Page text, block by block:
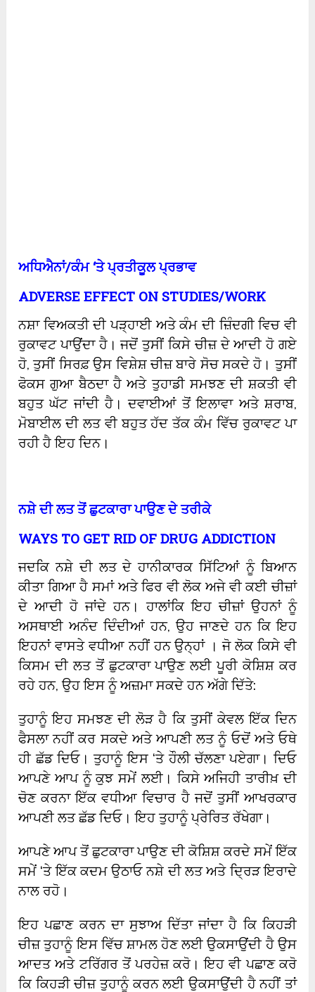
ਅਧਿਐਨਾਂ/ਕੰਮ ‘ਤੇ ਪ੍ਰਤੀਕੂਲ ਪ੍ਰਭਾਵ
ADVERSE EFFECT ON STUDIES/WORK
ਨਸ਼ਾ ਵਿਅਕਤੀ ਦੀ ਪੜ੍ਹਾਈ ਅਤੇ ਕੰਮ ਦੀ ਜ਼ਿੰਦਗੀ ਵਿਚ ਵੀ
ਰੁਕਾਵਟ ਪਾਉਂਦਾ ਹੈ। ਜਦੋਂ ਤੁਸੀਂ ਕਿਸੇ ਚੀਜ਼ ਦੇ ਆਦੀ ਹੋ ਗਏ
ਹੋ, ਤੁਸੀਂ ਸਿਰਫ਼ ਉਸ ਵਿਸ਼ੇਸ਼ ਚੀਜ਼ ਬਾਰੇ ਸੋਚ ਸਕਦੇ ਹੋ। ਤੁਸੀਂ
ਫੋਕਸ ਗੁਆ ਬੈਠਦਾ ਹੈ ਅਤੇ ਤੁਹਾਡੀ ਸਮਝਣ ਦੀ ਸ਼ਕਤੀ ਵੀ
ਬਹੁਤ ਘੱਟ ਜਾਂਦੀ ਹੈ। ਦਵਾਈਆਂ ਤੋਂ ਇਲਾਵਾ ਅਤੇ ਸ਼ਰਾਬ,
ਮੋਬਾਈਲ ਦੀ ਲਤ ਵੀ ਬਹੁਤ ਹੱਦ ਤੱਕ ਕੰਮ ਵਿੱਚ ਰੁਕਾਵਟ ਪਾ
ਰਹੀ ਹੈ ਇਹ ਦਿਨ।
ਨਸ਼ੇ ਦੀ ਲਤ ਤੋਂ ਛੁਟਕਾਰਾ ਪਾਉਣ ਦੇ ਤਰੀਕੇ
WAYS TO GET RID OF DRUG ADDICTION
ਜਦਕਿ ਨਸ਼ੇ ਦੀ ਲਤ ਦੇ ਹਾਨੀਕਾਰਕ ਸਿੱਟਿਆਂ ਨੂੰ ਬਿਆਨ
ਕੀਤਾ ਗਿਆ ਹੈ ਸਮਾਂ ਅਤੇ ਫਿਰ ਵੀ ਲੋਕ ਅਜੇ ਵੀ ਕਈ ਚੀਜ਼ਾਂ
ਦੇ ਆਦੀ ਹੋ ਜਾਂਦੇ ਹਨ। ਹਾਲਾਂਕਿ ਇਹ ਚੀਜ਼ਾਂ ਉਹਨਾਂ ਨੂੰ
ਅਸਥਾਈ ਅਨੰਦ ਦਿੰਦੀਆਂ ਹਨ, ਉਹ ਜਾਣਦੇ ਹਨ ਕਿ ਇਹ
ਇਹਨਾਂ ਵਾਸਤੇ ਵਧੀਆ ਨਹੀਂ ਹਨ ਉਨ੍ਹਾਂ । ਜੋ ਲੋਕ ਕਿਸੇ ਵੀ
ਕਿਸਮ ਦੀ ਲਤ ਤੋਂ ਛੁਟਕਾਰਾ ਪਾਉਣ ਲਈ ਪੂਰੀ ਕੋਸ਼ਿਸ਼ ਕਰ
ਰਹੇ ਹਨ, ਉਹ ਇਸ ਨੂੰ ਅਜ਼ਮਾ ਸਕਦੇ ਹਨ ਅੱਗੇ ਦਿੱਤੇ:
ਤੁਹਾਨੂੰ ਇਹ ਸਮਝਣ ਦੀ ਲੋੜ ਹੈ ਕਿ ਤੁਸੀਂ ਕੇਵਲ ਇੱਕ ਦਿਨ
ਫੈਸਲਾ ਨਹੀਂ ਕਰ ਸਕਦੇ ਅਤੇ ਆਪਣੀ ਲਤ ਨੂੰ ਓਦੋਂ ਅਤੇ ਓਥੇ
ਹੀ ਛੱਡ ਦਿਓ। ਤੁਹਾਨੂੰ ਇਸ ‘ਤੇ ਹੌਲੀ ਚੱਲਣਾ ਪਏਗਾ। ਦਿਓ
ਆਪਣੇ ਆਪ ਨੂੰ ਕੁਝ ਸਮੇਂ ਲਈ। ਕਿਸੇ ਅਜਿਹੀ ਤਾਰੀਖ਼ ਦੀ
ਚੋਣ ਕਰਨਾ ਇੱਕ ਵਧੀਆ ਵਿਚਾਰ ਹੈ ਜਦੋਂ ਤੁਸੀਂ ਆਖਰਕਾਰ
ਆਪਣੀ ਲਤ ਛੱਡ ਦਿਓ। ਇਹ ਤੁਹਾਨੂੰ ਪ੍ਰੇਰਿਤ ਰੱਖੇਗਾ।
ਆਪਣੇ ਆਪ ਤੋਂ ਛੁਟਕਾਰਾ ਪਾਉਣ ਦੀ ਕੋਸ਼ਿਸ਼ ਕਰਦੇ ਸਮੇਂ ਇੱਕ
ਸਮੇਂ ‘ਤੇ ਇੱਕ ਕਦਮ ਉਠਾਓ ਨਸ਼ੇ ਦੀ ਲਤ ਅਤੇ ਦ੍ਰਿੜ ਇਰਾਦੇ
ਨਾਲ ਰਹੋ।
ਇਹ ਪਛਾਣ ਕਰਨ ਦਾ ਸੁਝਾਅ ਦਿੱਤਾ ਜਾਂਦਾ ਹੈ ਕਿ ਕਿਹੜੀ
ਚੀਜ਼ ਤੁਹਾਨੂੰ ਇਸ ਵਿੱਚ ਸ਼ਾਮਲ ਹੋਣ ਲਈ ਉਕਸਾਉਂਦੀ ਹੈ ਉਸ
ਆਦਤ ਅਤੇ ਟਰਿੱਗਰ ਤੋਂ ਪਰਹੇਜ਼ ਕਰੋ। ਇਹ ਵੀ ਪਛਾਣ ਕਰੋ
ਕਿ ਕਿਹੜੀ ਚੀਜ਼ ਤੁਹਾਨੂੰ ਕਰਨ ਲਈ ਉਕਸਾਉਂਦੀ ਹੈ ਨਹੀਂ ਤਾਂ